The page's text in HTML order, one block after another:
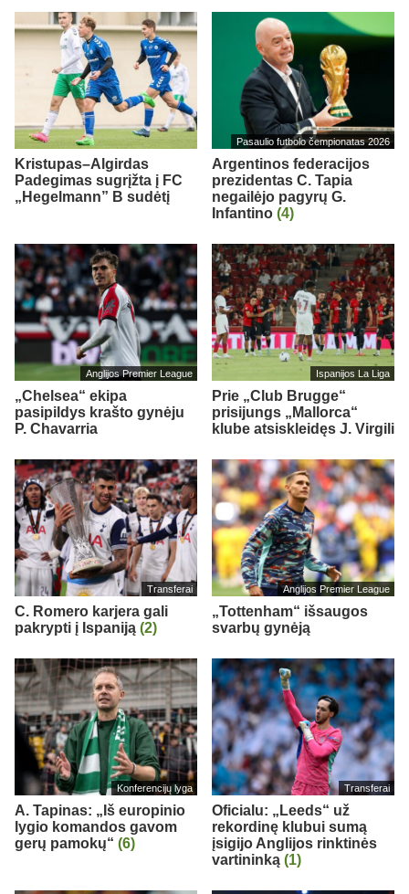
Kristupas–Algirdas
Padegimas sugrįžta į FC
„Hegelmann” B sudėtį
Pasaulio futbolo čempionatas 2026
Argentinos federacijos
prezidentas C. Tapia
negailėjo pagyrų G.
Infantino (4)
Anglijos Premier League
„Chelsea“ ekipa
pasipildys krašto gynėju
P. Chavarria
Ispanijos La Liga
Prie „Club Brugge“
prisijungs „Mallorca“
klube atsiskleidęs J. Virgili
Transferai
C. Romero karjera gali
pakrypti į Ispaniją (2)
Anglijos Premier League
„Tottenham“ išsaugos
svarbų gynėją
Konferencijų lyga
A. Tapinas: „Iš europinio
lygio komandos gavom
gerų pamokų“ (6)
Transferai
Oficialu: „Leeds“ už
rekordinę klubui sumą
įsigijo Anglijos rinktinės
vartininką (1)